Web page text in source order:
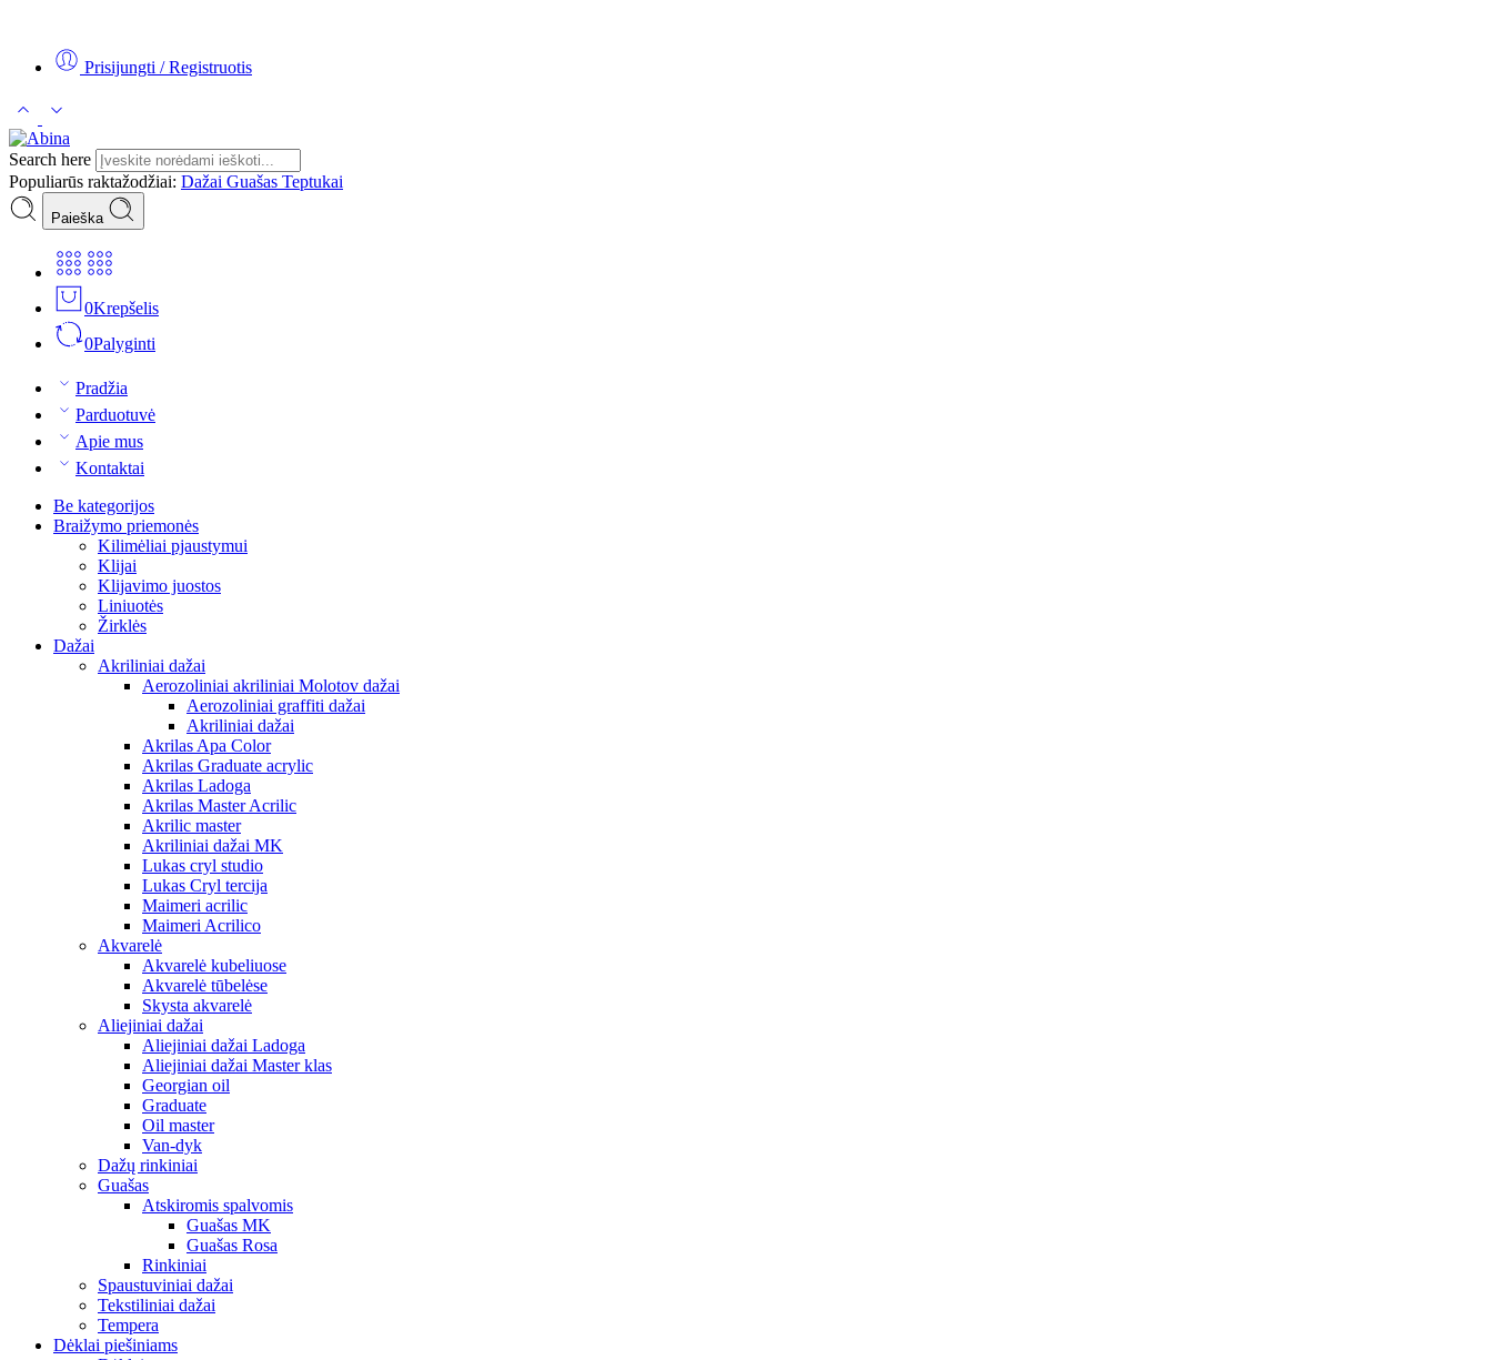
Prisijungti / Registruotis
Search here
Populiarūs raktažodžiai: Dažai Guašas Teptukai
Paieška
0Krepšelis
0Palyginti
Pradžia
Parduotuvė
Apie mus
Kontaktai
Be kategorijos
Braižymo priemonės
Kilimėliai pjaustymui
Klijai
Klijavimo juostos
Liniuotės
Žirklės
Dažai
Akriliniai dažai
Aerozoliniai akriliniai Molotov dažai
Aerozoliniai graffiti dažai
Akriliniai dažai
Akrilas Apa Color
Akrilas Graduate acrylic
Akrilas Ladoga
Akrilas Master Acrilic
Akrilic master
Akriliniai dažai MK
Lukas cryl studio
Lukas Cryl tercija
Maimeri acrilic
Maimeri Acrilico
Akvarelė
Akvarelė kubeliuose
Akvarelė tūbelėse
Skysta akvarelė
Aliejiniai dažai
Aliejiniai dažai Ladoga
Aliejiniai dažai Master klas
Georgian oil
Graduate
Oil master
Van-dyk
Dažų rinkiniai
Guašas
Atskiromis spalvomis
Guašas MK
Guašas Rosa
Rinkiniai
Spaustuviniai dažai
Tekstiliniai dažai
Tempera
Dėklai piešiniams